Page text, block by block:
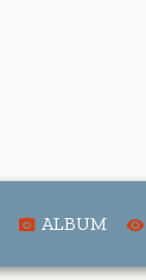
ALBUM